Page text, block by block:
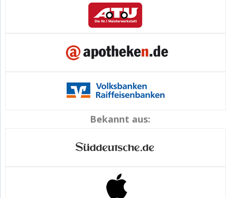
Bekannt aus: